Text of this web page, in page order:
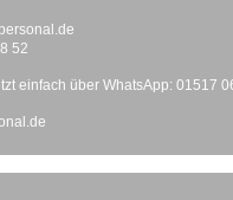
52
einfach über WhatsApp: 01517